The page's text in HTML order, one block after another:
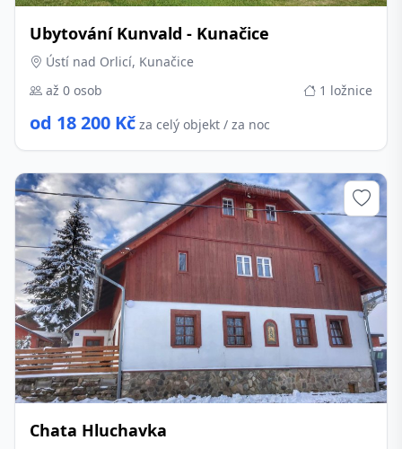
Ubytování Kunvald - Kunačice
Ústí nad Orlicí, Kunačice
až 0 osob
1 ložnice
od 18 200 Kč za celý objekt / za noc
Chata Hluchavka